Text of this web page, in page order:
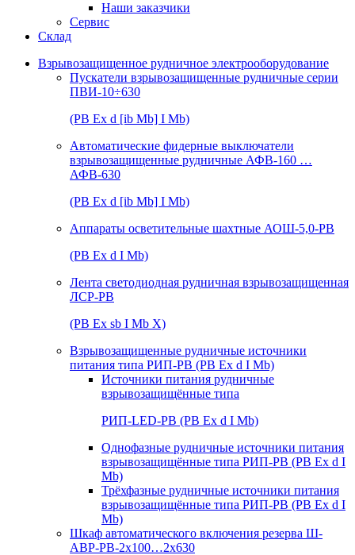
Наши заказчики
Сервис
Склад
Взрывозащищенное рудничное электрооборудование
Пускатели взрывозащищенные рудничные серии
ПВИ-10÷630
(РВ Ex d [ib Mb] I Mb)
Автоматические фидерные выключатели
взрывозащищенные рудничные АФВ-160 …
АФВ-630
(РВ Ex d [ib Mb] I Mb)
Аппараты осветительные шахтные АОШ-5,0-РВ
(РВ Ex d I Mb)
Лента светодиодная рудничная взрывозащищенная
ЛСР-РВ
(РВ Ex sb I Mb Х)
Взрывозащищенные рудничные источники
питания типа РИП-РВ (РВ Ex d I Mb)
Источники питания рудничные
взрывозащищённые типа
РИП-LED-РВ (РВ Ex d I Mb)
Однофазные рудничные источники питания
взрывозащищённые типа РИП-РВ (РВ Ex d I
Mb)
Трёхфазные рудничные источники питания
взрывозащищённые типа РИП-РВ (РВ Ex d I
Mb)
Шкаф автоматического включения резерва Ш-
АВР-РВ-2х100…2х630